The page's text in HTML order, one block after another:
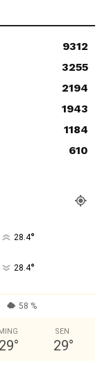
9312
3255
2194
1943
1184
610
28.4°
28.4°
58 %
MING
29°
SEN
29°